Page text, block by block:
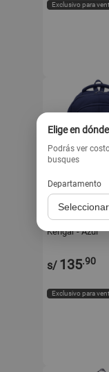
Exclusivo para
KENGAR
KENGAR
Mochila
Kengar - Azul
s/ 135.90
Exclusivo para
Elige en
Podrás ver
busques
Departamento